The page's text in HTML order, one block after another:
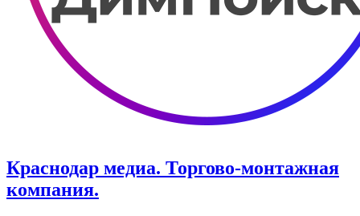
Краснодар медиа. Торгово-монтажная
компания.